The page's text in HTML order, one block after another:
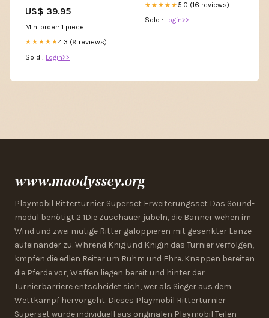
US$ 39.95
Min. order: 1 piece
★★★★★4.3 (9 reviews)
Sold : Login>>
★★★★★ 5.0 (16 reviews)
Sold : Login>>
www.maodyssey.org
Playmobil Ritterturnier Superset Erweiterungsset Das Sound-
modul benötigt 2 1Die Zuschauer jubeln, die Banner wehen im
Wind und zwei mutige Ritter galoppieren mit gesenkter Lanze
aufeinander zu. Whrend Knig und Knigin das Turnier verfolgen,
kmpfen die edlen Reiter um Ruhm und Ehre. Knappen bereiten
die Pferde vor, Waffen liegen bereit und hinter der
Turnierbarriere entscheidet sich, wer als Sieger aus dem
Wettkampf hervorgeht. Dieses Playmobil Ritterturnier
Superset wurde individuell aus originalen Playmobil Teilen